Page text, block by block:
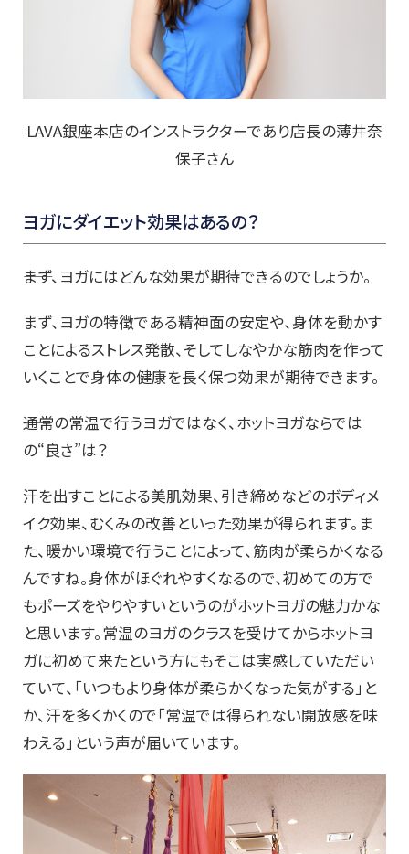
LAVA銀座本店のインストラクターであり店長の薄井奈
保子さん
ヨガにダイエット効果はあるの？
――まず、ヨガにはどんな効果が期待できるのでしょうか。
まず、ヨガの特徴である精神面の安定や、身体を動かす
ことによるストレス発散、そしてしなやかな筋肉を作って
いくことで身体の健康を長く保つ効果が期待できます。
――通常の常温で行うヨガではなく、ホットヨガならでは
の“良さ”は？
汗を出すことによる美肌効果、引き締めなどのボディメ
イク効果、むくみの改善といった効果が得られます。ま
た、暖かい環境で行うことによって、筋肉が柔らかくなる
んですね。身体がほぐれやすくなるので、初めての方で
もポーズをやりやすいというのがホットヨガの魅力かな
と思います。常温のヨガのクラスを受けてからホットヨ
ガに初めて来たという方にもそこは実感していただい
ていて、「いつもより身体が柔らかくなった気がする」と
か、汗を多くかくので「常温では得られない開放感を味
わえる」という声が届いています。